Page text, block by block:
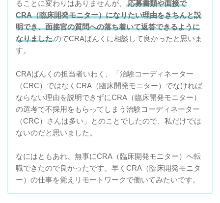
ることに変わりはありませんが、
応募書類や面接で
CRA（臨床開発モニター）になりたい理由をきちんと説
明でき、面接官の質問への落ち着いて返答できるように
なりましたのでCRAばんくに相談して良かったと思いま
す。
CRAばんくの担当者いわく、「治験コーディネーター
（CRC）ではなくCRA（臨床開発モニター）でなければ
ならない理由を説明できずにCRA（臨床開発モニター）
の選考で不採用をもらってしまう治験コーディネーター
（CRC）さんは多い」とのことでしたので、私だけでは
ないのだと思いました。
なにはともあれ、無事にCRA（臨床開発モニター）へ転
職できたので良かったです。早くCRA（臨床開発モニタ
ー）の仕事を覚えリモートワークで働いてみたいです。